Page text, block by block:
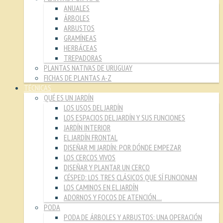
ANUALES
ÁRBOLES
ARBUSTOS
GRAMÍNEAS
HERBÁCEAS
TREPADORAS
PLANTAS NATIVAS DE URUGUAY
FICHAS DE PLANTAS A-Z
TÉCNICAS
QUÉ ES UN JARDÍN
LOS USOS DEL JARDÍN
LOS ESPACIOS DEL JARDÍN Y SUS FUNCIONES
JARDÍN INTERIOR
EL JARDÍN FRONTAL
DISEÑAR MI JARDÍN: POR DÓNDE EMPEZAR
LOS CERCOS VIVOS
DISEÑAR Y PLANTAR UN CERCO
CÉSPED: LOS TRES CLÁSICOS QUE SÍ FUNCIONAN
LOS CAMINOS EN EL JARDÍN
ADORNOS Y FOCOS DE ATENCIÓN…
PODA
PODA DE ÁRBOLES Y ARBUSTOS: UNA OPERACIÓN